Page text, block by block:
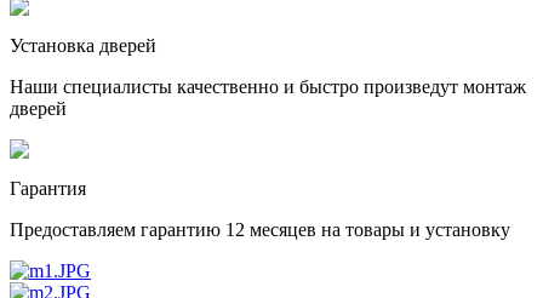
Установка дверей
Наши специалисты качественно и быстро произведут монтаж
дверей
Гарантия
Предоставляем гарантию 12 месяцев на товары и установку